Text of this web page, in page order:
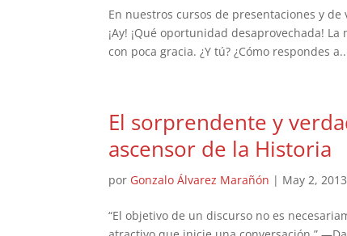
​En nuestros cursos de presentaciones y
¡Ay! ¡Qué oportunidad desaprovechada!
con poca gracia. ¿Y tú? ¿Cómo respondes
El sorprendente y
ascensor de la Historia
por Gonzalo Álvarez Marañón | May 2, 2013
“El objetivo de un discurso no es